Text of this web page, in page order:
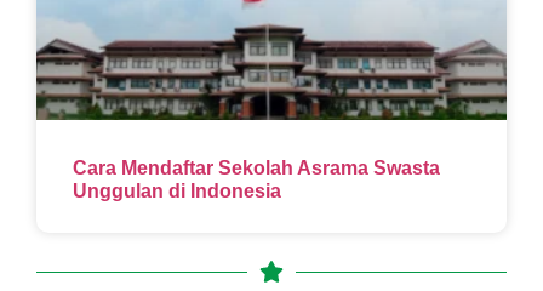
Cara Mendaftar Sekolah Asrama Swasta
Unggulan di Indonesia